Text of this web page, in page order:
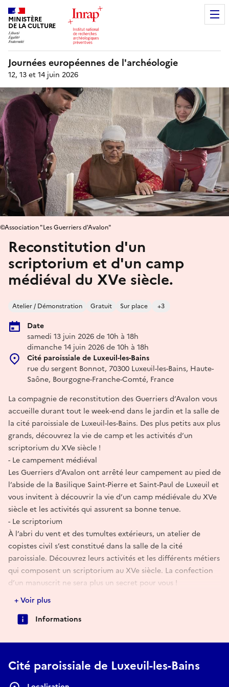
MINISTÈRE
DE LA CULTURE
Journées européennes de l'archéologie
12, 13 et 14 juin 2026
Reconstitution d'un
scriptorium et d'un camp
médiéval du XVe siècle.
Atelier / Démonstration Gratuit Sur place +3
Date
samedi 13 juin 2026 de 10h à 18h
dimanche 14 juin 2026 de 10h à 18h
Cité paroissiale de Luxeuil-les-Bains
rue du sergent Bonnot, 70300 Luxeuil-les-Bains, Haute-
Saône, Bourgogne-Franche-Comté, France
©Association "Les Guerriers d'Avalon"
La compagnie de reconstitution des Guerriers d’Avalon vous
accueille durant tout le week-end dans le jardin et la salle de
la cité paroissiale de Luxeuil-les-Bains. Des plus petits aux plus
grands, découvrez la vie de camp et les activités d’un
scriptorium du XVe siècle !
- Le campement médiéval
Les Guerriers d’Avalon ont arrêté leur campement au pied de
l’abside de la Basilique Saint-Pierre et Saint-Paul de Luxeuil et
vous invitent à découvrir la vie d’un camp médiévale du XVe
siècle et les activités qui assurent sa bonne tenue.
- Le scriptorium
À l’abri du vent et des tumultes extérieurs, un atelier de
copistes civil s’est constitué dans la salle de la cité
paroissiale. Découvrez leurs activités et les différents métiers
qui composent un scriptorium au XVe siècle. La confection
d’un manuscrit ne sera plus un secret pour vous !
- Ateliers de construction de voûtes et de calligraphie Photo
atelier voutes (Lucie ?) et calligraphie
sur la place du Sergent Bonnot et vous propose d’entrer dans
Atelier de construction de voûtes : À la manière d’un
architecte médiéval, édifiez les voûtes en berceau de l’art
+ Voir plus
Informations
Cité paroissiale de Luxeuil-les-Bains